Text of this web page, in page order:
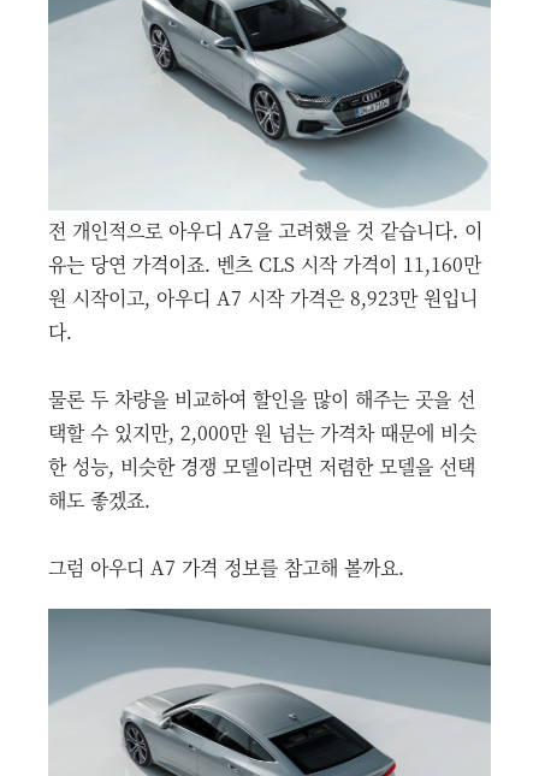
전 개인적으로 아우디 A7을 고려했을 것 같습니다. 이
유는 당연 가격이죠. 벤츠 CLS 시작 가격이 11,160만
원 시작이고, 아우디 A7 시작 가격은 8,923만 원입니
다.
물론 두 차량을 비교하여 할인을 많이 해주는 곳을 선
택할 수 있지만, 2,000만 원 넘는 가격차 때문에 비슷
한 성능, 비슷한 경쟁 모델이라면 저렴한 모델을 선택
해도 좋겠죠.
그럼 아우디 A7 가격 정보를 참고해 볼까요.